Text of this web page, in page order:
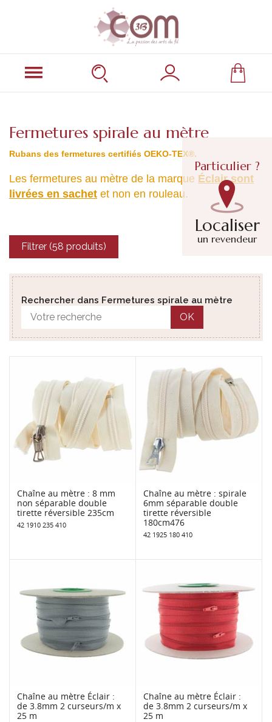
Particulier ?
Localiser
un revendeur
Fermetures spirale au mètre
Rubans des fermetures certifiés OEKO-TEX®.
Les fermetures au mètre de la marque Éclair sont
livrées en sachet et non en rouleau.
Filtrer (58 produits)
Rechercher dans Fermetures spirale au mètre
OK
Chaîne au mètre : 8 mm
non séparable double
tirette réversible 235cm
42 1910 235 410
Chaîne au mètre : spirale
6mm séparable double
tirette réversible
180cm476
42 1925 180 410
Chaîne au mètre Éclair :
de 3.8mm 2 curseurs/m x
25 m
Chaîne au mètre Éclair :
de 3.8mm 2 curseurs/m x
25 m